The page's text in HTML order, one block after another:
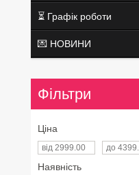
⏳ Графік роботи
💌 НОВИНИ
Фільтри
Ціна
Наявність